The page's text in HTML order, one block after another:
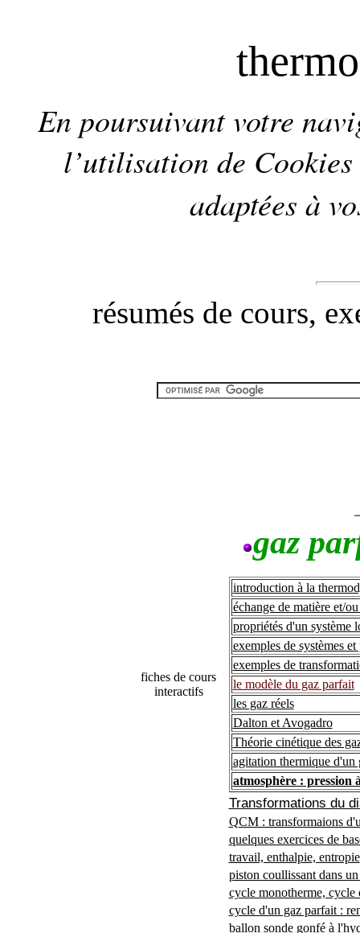
En poursuivant votre
l’utilisation de Cookies
adaptées à
résumés de cours,
gaz
fiches de cours
interactifs
introduction à la
échange de matière et/
propriétés d'un système
exemples de systèmes
exemples de
le modèle du gaz parfait
les gaz réels
Dalton et Avogadro
Théorie cinétique des
agitation thermique d'un
atmosphère : pression
Transformations du
QCM : transformaions
quelques exercices de
travail, enthalpie, entropie
piston coullissant dans
cycle monotherme, cycle
cycle d'un gaz parfait :
ballon sonde gonfé à